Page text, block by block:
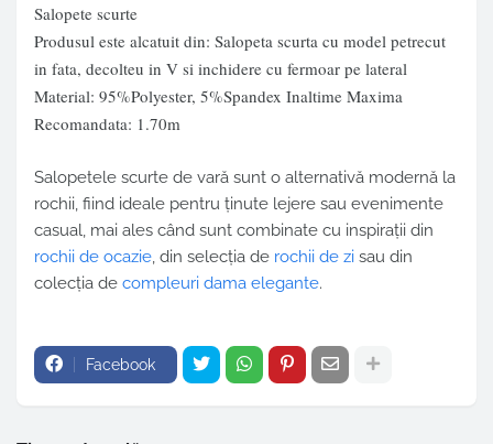
Salopete scurte
Produsul este alcatuit din: Salopeta scurta cu model petrecut
in fata, decolteu in V si inchidere cu fermoar pe lateral
Material: 95%Polyester, 5%Spandex Inaltime Maxima
Recomandata: 1.70m
Salopetele scurte de vară sunt o alternativă modernă la
rochii, fiind ideale pentru ținute lejere sau evenimente
casual, mai ales când sunt combinate cu inspirații din
rochii de ocazie, din selecția de rochii de zi sau din
colecția de compleuri dama elegante.
Facebook